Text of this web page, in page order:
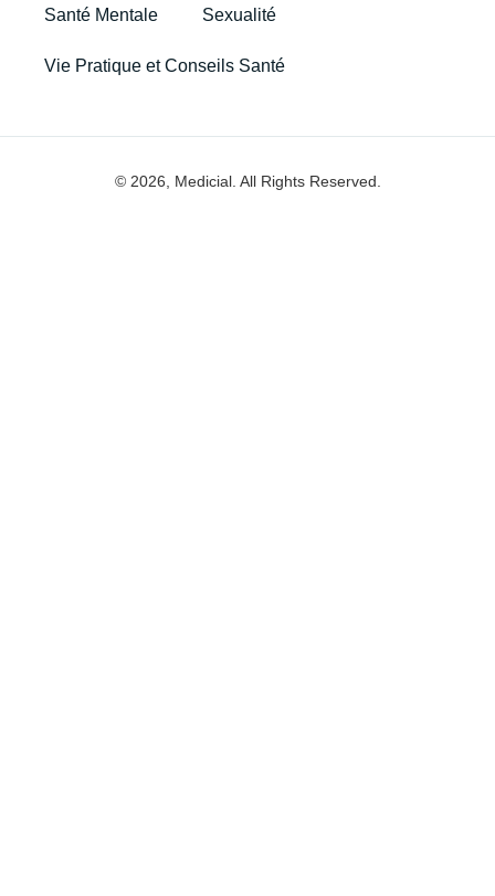
Santé Mentale Sexualité
Vie Pratique et Conseils Santé
© 2026, Medicial. All Rights Reserved.